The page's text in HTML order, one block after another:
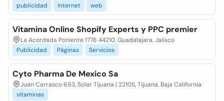
publicidad
internet web
Vitamina Online Shopify Experts y PPC premier
La Acordada Poniente 1776 44210, Guadalajara, Jalisco
Publicidad
Páginas Servicios
Cyto Pharma De Mexico Sa
Juan Carrasco 693, Solar Tijuana | 22105, Tijuana, Baja California
vitaminas